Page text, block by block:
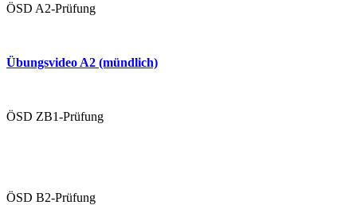
ÖSD A2-Prüfung
Übungsvideo A2 (mündlich)
ÖSD ZB1-Prüfung
ÖSD B2-Prüfung